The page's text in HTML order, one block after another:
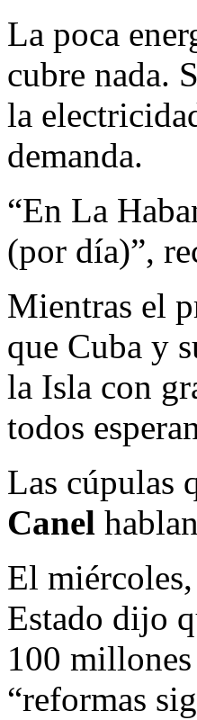
La poca
cubre nada.
la
demanda.
“En La
(por día)”,
Mientras el
que Cuba y
la Isla con
todos
Las cúpulas
Canel
El
Estado dijo
100
“reformas